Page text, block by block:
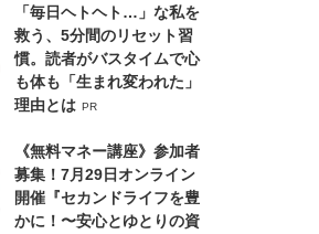
「毎日ヘトヘト…」な私を
救う、5分間のリセット習
慣。読者がバスタイムで心
も体も「生まれ変われた」
理由とは PR
《無料マネー講座》参加者
募集！7月29日オンライン
開催『セカンドライフを豊
かに！〜安心とゆとりの資